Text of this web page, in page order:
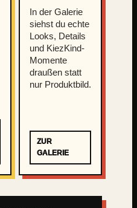
In der Galerie
siehst du echte
Looks, Details
und KiezKind-
Momente
draußen statt
nur Produktbild.
ZUR
GALERIE